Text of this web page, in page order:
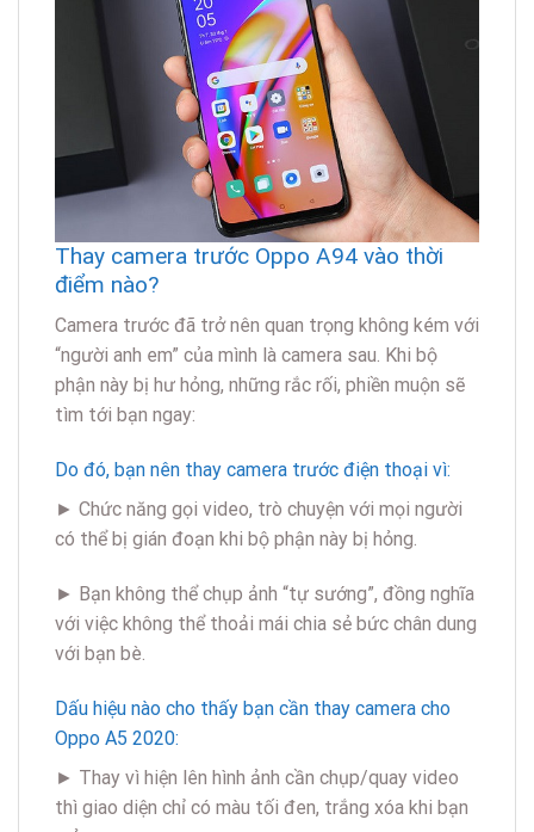
Thay camera trước Oppo A94 vào thời
điểm nào?
Camera trước đã trở nên quan trọng không kém với
“người anh em” của mình là camera sau. Khi bộ
phận này bị hư hỏng, những rắc rối, phiền muộn sẽ
tìm tới bạn ngay:
Do đó, bạn nên thay camera trước điện thoại vì:
► Chức năng gọi video, trò chuyện với mọi người
có thể bị gián đoạn khi bộ phận này bị hỏng.
► Bạn không thể chụp ảnh “tự sướng”, đồng nghĩa
với việc không thể thoải mái chia sẻ bức chân dung
với bạn bè.
Dấu hiệu nào cho thấy bạn cần thay camera cho
Oppo A5 2020:
► Thay vì hiện lên hình ảnh cần chụp/quay video
thì giao diện chỉ có màu tối đen, trắng xóa khi bạn